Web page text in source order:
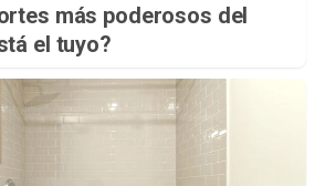
más poderosos del
el tuyo?